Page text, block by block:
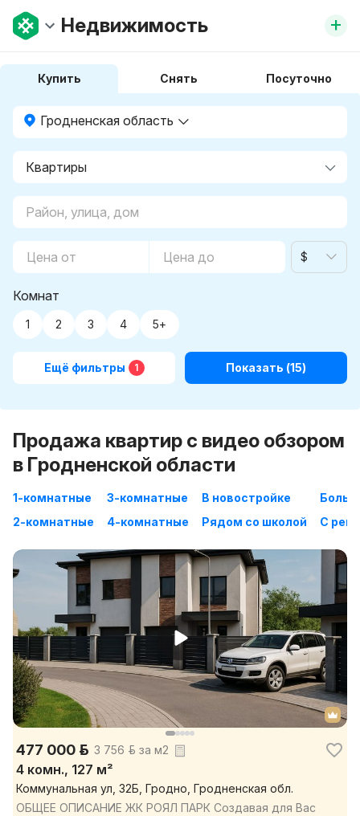
Недвижимость +
Купить Снять Посуточно
Гродненская область
$
Комнат
1 2 3 4 5+
Ещё фильтры 1 Показать (15)
Продажа квартир с видео обзором
в Гродненской области
1-комнатные
2-комнатные
3-комнатные
4-комнатные
В новостройке
Рядом со школой
С
477 000 р. 3 756 р. за м2
4 комн., 127 м²
Коммунальная ул, 32Б, Гродно, Гродненская обл.
ОБЩЕЕ ОПИСАНИЕ ЖК РОЯЛ ПАРК Создавая для Вас